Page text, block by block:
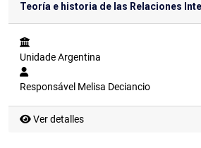
Teoría e historia de las Relaciones
UnidadeArgentina
Responsável Melisa Deciancio
Ver detalles